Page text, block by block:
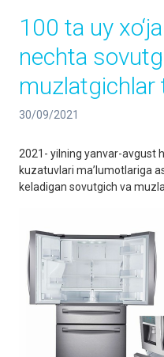
100 ta uy
nechta
muzlatgichlar
30/09/2021
2021- yilning yanvar-avgust
kuzatuvlari ma’lumotlariga
keladigan sovutgich va